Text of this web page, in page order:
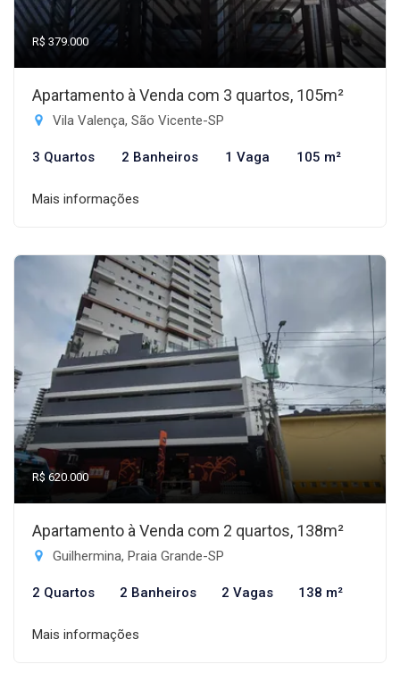
R$ 379.000
Apartamento à Venda com 3 quartos, 105m²
Vila Valença, São Vicente-SP
3 Quartos 2 Banheiros 1 Vaga 105 m²
Mais informações
R$ 620.000
Apartamento à Venda com 2 quartos, 138m²
Guilhermina, Praia Grande-SP
2 Quartos 2 Banheiros 2 Vagas 138 m²
Mais informações